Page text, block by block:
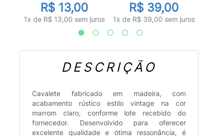
R$ 13,00
1x de R$ 13,00 sem juros
R$ 39,00
1x de R$ 39,00 sem juros
DESCRIÇÃO
Cavalete fabricado em madeira, com
acabamento rústico estilo vintage na cor
marrom claro, conforme lote recebido do
fornecedor. Desenvolvido para oferecer
excelente qualidade e ótima ressonância, é